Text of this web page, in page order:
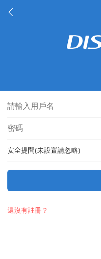
安全提問(未設置請忽略)
還沒有註冊？